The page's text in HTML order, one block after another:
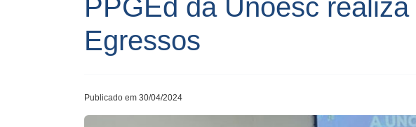
PPGEd da Unoesc
Egressos
Publicado em 30/04/2024